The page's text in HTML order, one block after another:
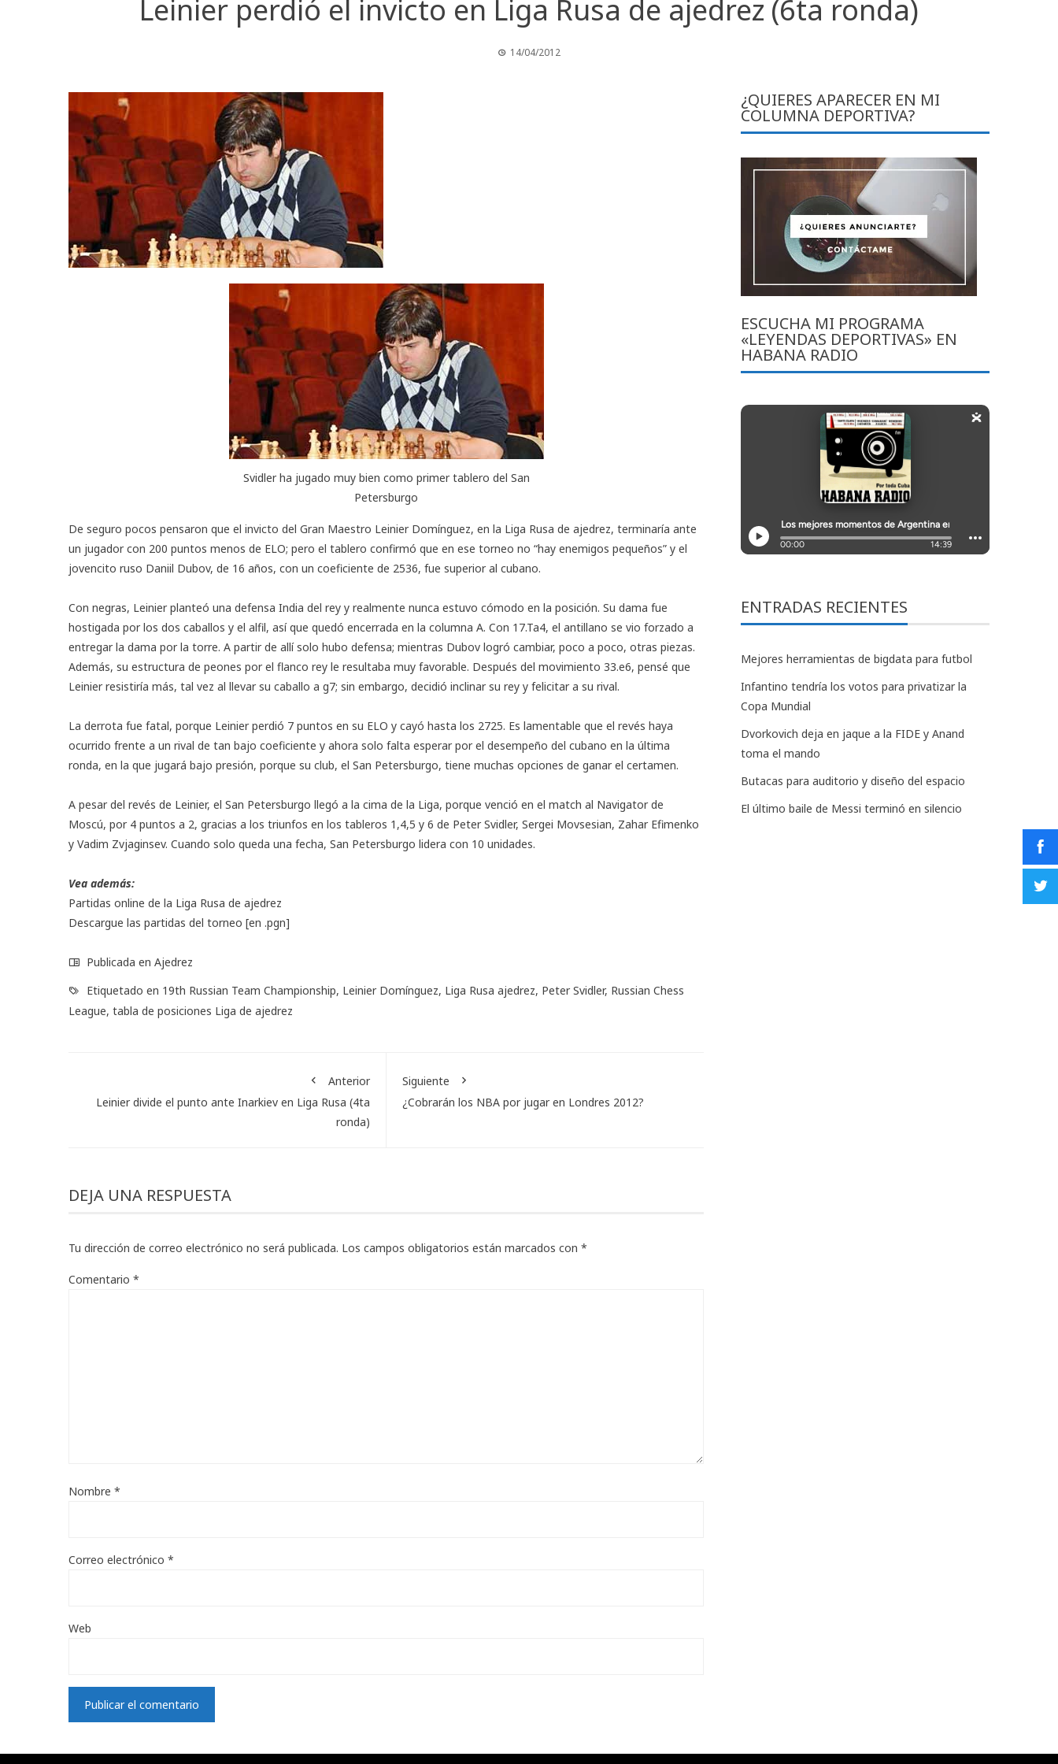
Leinier perdió el invicto en Liga Rusa de ajedrez (6ta ronda)
14/04/2012
Svidler ha jugado muy bien como primer tablero del San
Petersburgo
De seguro pocos pensaron que el invicto del Gran Maestro Leinier Domínguez, en la Liga Rusa de ajedrez, terminaría ante
un jugador con 200 puntos menos de ELO; pero el tablero confirmó que en ese torneo no “hay enemigos pequeños” y el
jovencito ruso Daniil Dubov, de 16 años, con un coeficiente de 2536, fue superior al cubano.
Con negras, Leinier planteó una defensa India del rey y realmente nunca estuvo cómodo en la posición. Su dama fue
hostigada por los dos caballos y el alfil, así que quedó encerrada en la columna A. Con 17.Ta4, el antillano se vio forzado a
entregar la dama por la torre. A partir de allí solo hubo defensa; mientras Dubov logró cambiar, poco a poco, otras piezas.
Además, su estructura de peones por el flanco rey le resultaba muy favorable. Después del movimiento 33.e6, pensé que
Leinier resistiría más, tal vez al llevar su caballo a g7; sin embargo, decidió inclinar su rey y felicitar a su rival.
La derrota fue fatal, porque Leinier perdió 7 puntos en su ELO y cayó hasta los 2725. Es lamentable que el revés haya
ocurrido frente a un rival de tan bajo coeficiente y ahora solo falta esperar por el desempeño del cubano en la última
ronda, en la que jugará bajo presión, porque su club, el San Petersburgo, tiene muchas opciones de ganar el certamen.
A pesar del revés de Leinier, el San Petersburgo llegó a la cima de la Liga, porque venció en el match al Navigator de
Moscú, por 4 puntos a 2, gracias a los triunfos en los tableros 1,4,5 y 6 de Peter Svidler, Sergei Movsesian, Zahar Efimenko
y Vadim Zvjaginsev. Cuando solo queda una fecha, San Petersburgo lidera con 10 unidades.
Vea además:
Partidas online de la Liga Rusa de ajedrez
Descargue las partidas del torneo [en .pgn]
Publicada en Ajedrez
Etiquetado en 19th Russian Team Championship, Leinier Domínguez, Liga Rusa ajedrez, Peter Svidler, Russian Chess
League, tabla de posiciones Liga de ajedrez
Anterior
Leinier divide el punto ante Inarkiev en Liga Rusa (4ta
ronda)
Siguiente
¿Cobrarán los NBA por jugar en Londres 2012?
DEJA UNA RESPUESTA
Tu dirección de correo electrónico no será publicada. Los campos obligatorios están marcados con *
Comentario *
Nombre *
Correo electrónico *
Web
¿QUIERES APARECER EN MI
COLUMNA DEPORTIVA?
ESCUCHA MI PROGRAMA
«LEYENDAS DEPORTIVAS» EN
HABANA RADIO
ENTRADAS RECIENTES
Mejores herramientas de bigdata para futbol
Infantino tendría los votos para privatizar la
Copa Mundial
Dvorkovich deja en jaque a la FIDE y Anand
toma el mando
Butacas para auditorio y diseño del espacio
El último baile de Messi terminó en silencio